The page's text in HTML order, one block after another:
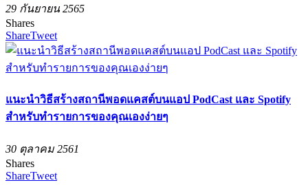
29 กันยายน 2565
Shares
ShareTweet
แนะนำวิธีสร้างสถานีพอดแคสต์บนแอป PodCast และ Spotify
สำหรับทำรายการของคุณเองง่ายๆ
30 ตุลาคม 2561
Shares
ShareTweet